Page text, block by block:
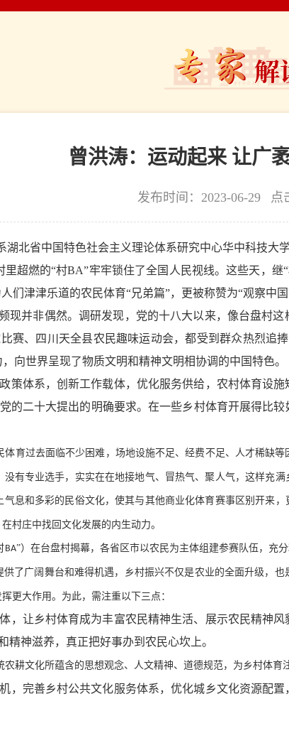
曾洪涛：运动起来 让广
发布时间：2023-06-29 点
湖北省中国特色社会主义理论体系研究中心华中科技大
超燃的“村BA”牢牢锁住了全国人民视线。这些天，
们津津乐道的农民体育“兄弟篇”，更被称赞为“观察中国
现并非偶然。调研发现，党的十八大以来，像台盘村
赛、四川天全县农民趣味运动会，都受到群众热烈追
向世界呈现了物质文明和精神文明相协调的中国特色。
策体系，创新工作载体，优化服务供给，农村体育设
的二十大提出的明确要求。在一些乡村体育开展得比
体育过去面临不少困难，场地设施不足、经费不足、人才稀缺
有专业选手，实实在在地接地气、冒热气、聚人气，这样充
息和多彩的民俗文化，使其与其他商业化体育赛事区别开来
村庄中找回文化发展的内生动力。
BA”）在台盘村揭幕，各省区市以农民为主体组建参赛队伍，充
了广阔舞台和难得机遇，乡村振兴不仅是农业的全面升级，
更大作用。为此，需注重以下三点：
，让乡村体育成为丰富农民精神生活、展示农民精神
神滋养，真正把好事办到农民心坎上。
耕文化所蕴含的思想观念、人文精神、道德规范，为乡村体育
，完善乡村公共文化服务体系，优化城乡文化资源配